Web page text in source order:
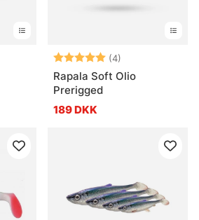
af 5 stjernerVurdering: (4)
Rapala Soft Olio
Prerigged
189 DKK